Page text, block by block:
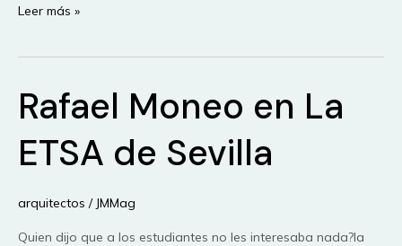
Conferencia
Geli
en
Festival
Leer más »
Rafael Moneo en La
ETSA de Sevilla
arquitectos / JMMag
Quien dijo que a los estudiantes no les interesaba nada?la